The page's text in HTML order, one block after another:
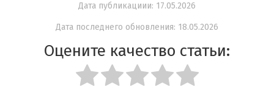
Дата публикациии: 17.05.2026
Дата последнего обновления: 18.05.2026
Оцените качество статьи: